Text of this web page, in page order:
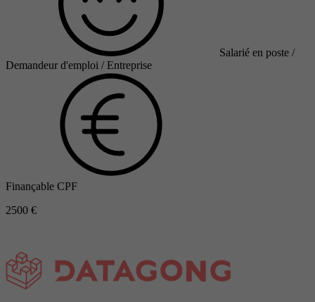
Salarié en poste /
Demandeur d'emploi / Entreprise
Finançable CPF
2500 €